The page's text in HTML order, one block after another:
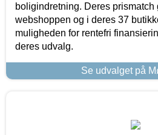
boligindretning. Deres
webshoppen og i deres 37
muligheden for rentefri
deres udvalg.
Se udvalget på